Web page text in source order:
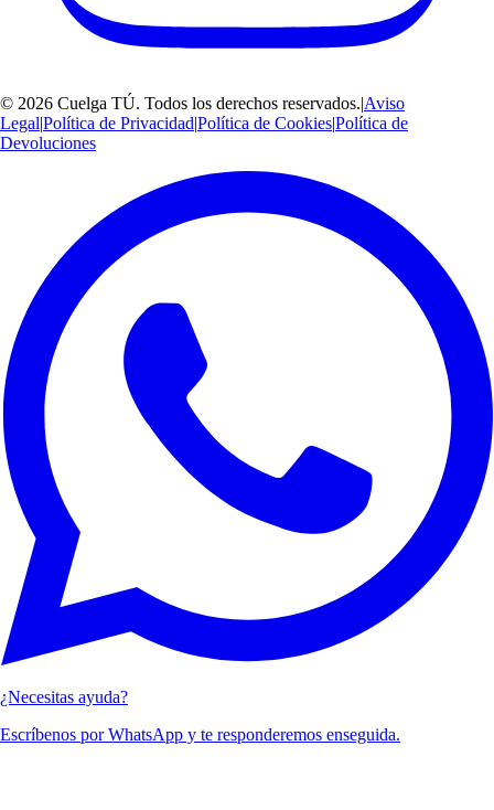
© 2026 Cuelga TÚ. Todos los derechos reservados.|Aviso
Legal|Política de Privacidad|Política de Cookies|Política de
Devoluciones
¿Necesitas ayuda?
Escríbenos por WhatsApp y te responderemos enseguida.